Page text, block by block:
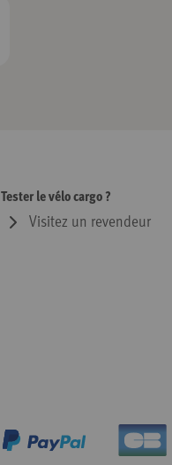
Tester le vélo cargo ?
Visitez un revendeur